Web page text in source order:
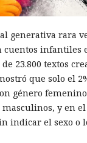
generativa rara
infantiles
23.800 textos
que solo el
género
y en el
indicar el sexo o